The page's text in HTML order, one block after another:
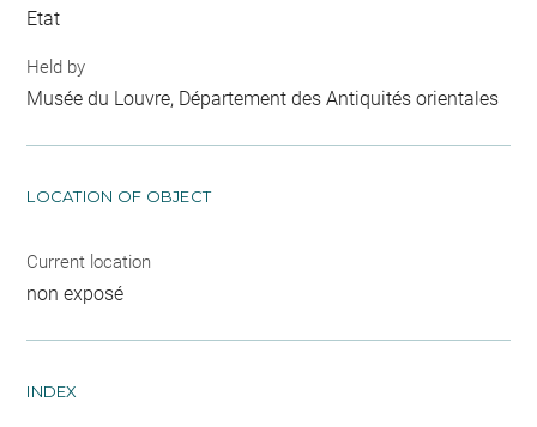
Etat
Held by
Musée du Louvre, Département des Antiquités orientales
LOCATION OF OBJECT
Current location
non exposé
INDEX